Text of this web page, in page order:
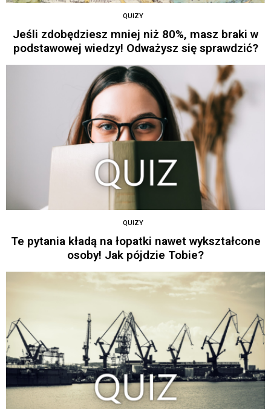
QUIZY
Jeśli zdobędziesz mniej niż 80%, masz braki w
podstawowej wiedzy! Odważysz się sprawdzić?
QUIZY
Te pytania kładą na łopatki nawet wykształcone
osoby! Jak pójdzie Tobie?